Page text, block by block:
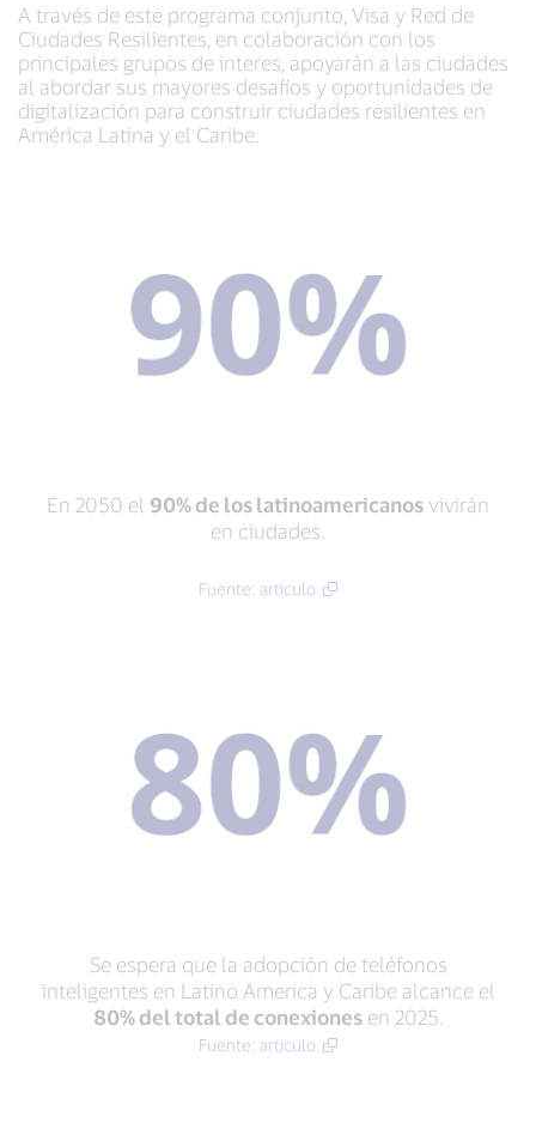
A través de este programa conjunto, Visa y Red de
Ciudades Resilientes, en colaboración con los
principales grupos de interes, apoyarán a las ciudades
al abordar sus mayores desafíos y oportunidades de
digitalización para construir ciudades resilientes en
América Latina y el Caribe.
En 2050 el 90% de los latinoamericanos vivirán
en ciudades.
Fuente: articulo
Se espera que la adopción de teléfonos
inteligentes en Latino America y Caribe alcance el
80% del total de conexionesen 2025.
Fuente: articulo